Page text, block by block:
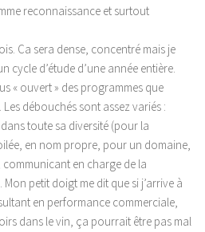
reconnaissance et surtout
Ca sera dense, concentré mais je
cycle d’étude d’une année entière.
« ouvert » des programmes que
débouchés sont assez variés :
toute sa diversité (pour la
en nom propre, pour un domaine,
en charge de la
petit doigt me dit que si j’arrive à
en performance commerciale,
dans le vin, ça pourrait être pas mal